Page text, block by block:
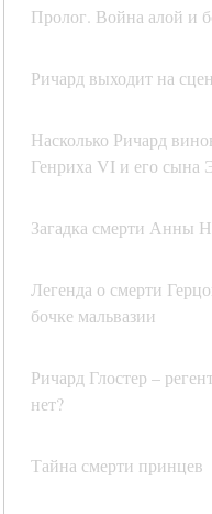
Пролог. Война алой и
Ричард выходит на
Насколько Ричард
Генриха VI и его сына
Загадка смерти Анны
Легенда о смерти
бочке мальвазии
Ричард Глостер –
нет?
Тайна смерти принцев